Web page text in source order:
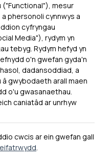
ar agor rhwng 10yb-
by Translate
("Functional"), mesur
phersonoli cynnwys a
cyfryngau
Media"), rydym yn
tebyg. Rydym hefyd yn
o'n gwefan gyda'n
dadansoddiad, a
gwybodaeth arall maen
o'u gwasanaethau.
caniatâd ar unrhyw
cwcis ar ein gwefan gall
.